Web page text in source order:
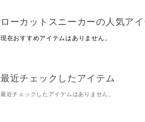
ローカットスニーカーの人気ア
現在おすすめアイテムはありません。
最近チェックしたアイテム
最近チェックしたアイテムはありません。